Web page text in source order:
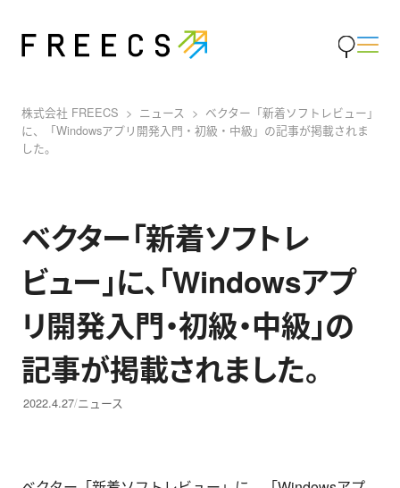
株式会社 FREECS ニュース
ベクター「新着ソフトレビュー」
に、「Windowsアプリ開発入門・初級・中級」の記事が掲載されま
した。
ベクター「新着ソフトレ
ビュー」に、「Windowsアプ
リ開発入門・初級・中級」の
記事が掲載されました。
2022.4.27 ニュース